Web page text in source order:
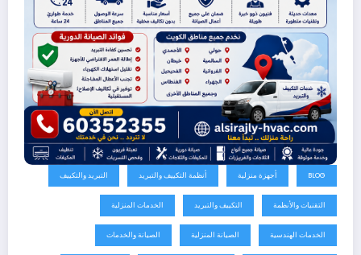
BLOG أجهزة منزلية أنظمة التكييف والتبريد التبريد والتكييف
التقنيات والأنظمة التكييف والتبريد الخدمات المنزلية
الخدمات الهندسية الصيانة المنزلية الصيانة والخدمات